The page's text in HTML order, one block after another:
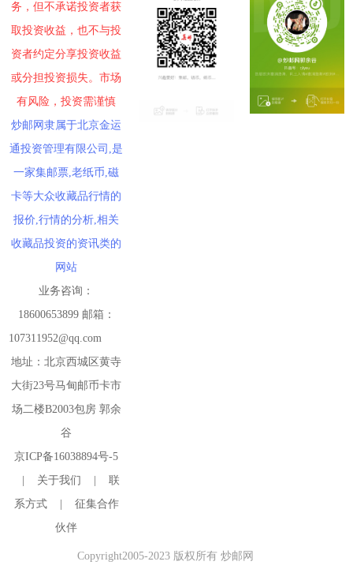
务，但不承诺投资者获
取投资收益，也不与投
资者约定分享投资收益
或分担投资损失。市场
有风险，投资需谨慎
炒邮网隶属于北京金运
通投资管理有限公司,是
一家集邮票,老纸币,磁
卡等大众收藏品行情的
报价,行情的分析,相关
收藏品投资的资讯类的
网站
业务咨询：
18600653899 邮箱：
107311952@qq.com
地址：北京西城区黄寺
大街23号马甸邮币卡市
场二楼B2003包房 郭余
谷
京ICP备16038894号-5
关于我们
联
系方式
征集合作
伙伴
Copyright2005-2023 版权所有 炒邮网